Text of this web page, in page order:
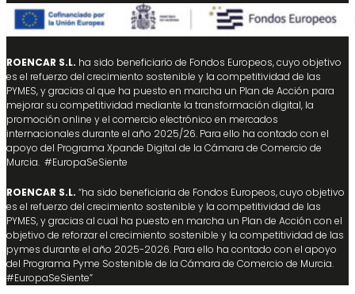
ROENCAR S.L. ha sido beneficiario de Fondos Europeos, cuyo objetivo
es el refuerzo del crecimiento sostenible y la competitividad de las
PYMES, y gracias al que ha puesto en marcha un Plan de Acción para
mejorar su competitividad mediante la transformación digital, la
promoción online y el comercio electrónico en mercados
internacionales durante el año 2025/26. Para ello ha contado con el
apoyo del Programa Xpande Digital de la Cámara de Comercio de
Murcia. #EuropaSeSiente
ROENCAR S.L. “ha sido beneficiaria de Fondos Europeos, cuyo objetivo
es el refuerzo del crecimiento sostenible y la competitividad de las
PYMES, y gracias al cual ha puesto en marcha un Plan de Acción con el
objetivo de reforzar el crecimiento sostenible y la competitividad de las
pymes durante el año 2025-2026. Para ello ha contado con el apoyo
del Programa Pyme Sostenible de la Cámara de Comercio de Murcia.
#EuropaSeSiente”